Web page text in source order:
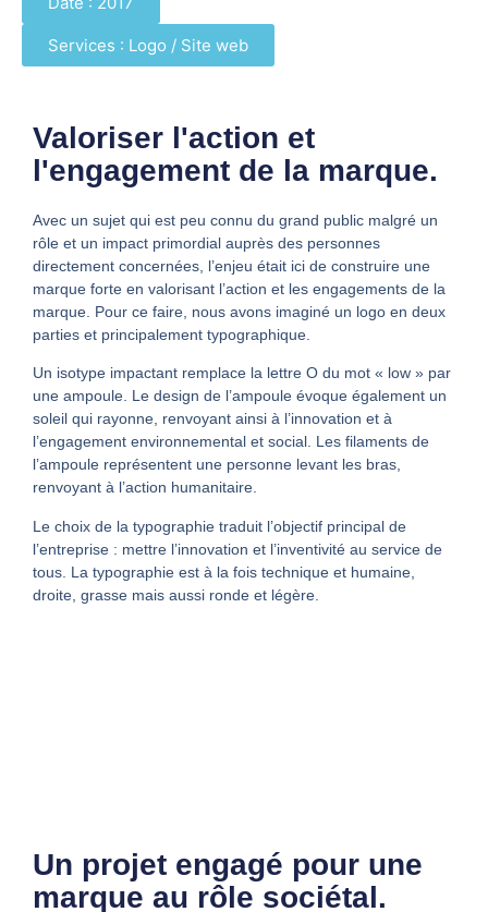
Services : Logo / Site web
Valoriser l'action et
l'engagement de la marque.
Avec un sujet qui est peu connu du grand public malgré un
rôle et un impact primordial auprès des personnes
directement concernées, l’enjeu était ici de construire une
marque forte en valorisant l’action et les engagements de la
marque. Pour ce faire, nous avons imaginé un logo en deux
parties et principalement typographique.
Un isotype impactant remplace la lettre O du mot « low » par
une ampoule. Le design de l’ampoule évoque également un
soleil qui rayonne, renvoyant ainsi à l’innovation et à
l’engagement environnemental et social. Les filaments de
l’ampoule représentent une personne levant les bras,
renvoyant à l’action humanitaire.
Le choix de la typographie traduit l’objectif principal de
l’entreprise : mettre l’innovation et l’inventivité au service de
tous. La typographie est à la fois technique et humaine,
droite, grasse mais aussi ronde et légère.
Un projet engagé pour une
marque au rôle sociétal.